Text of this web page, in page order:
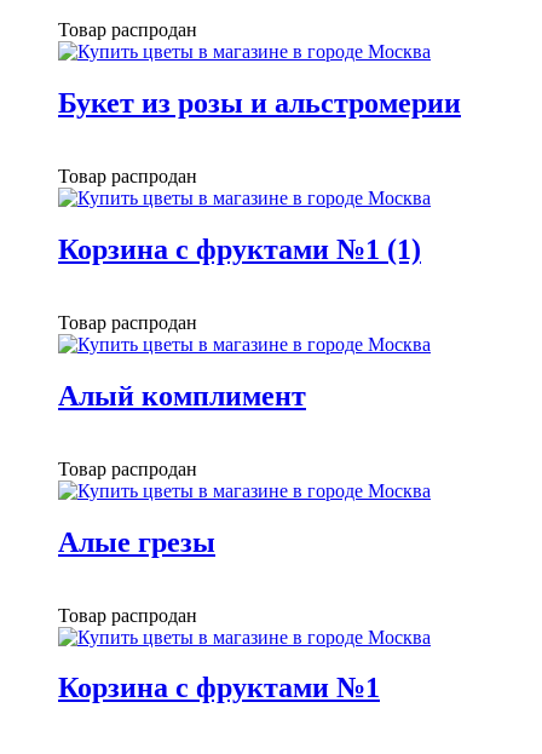
Товар распродан
Букет из розы и альстромерии
Товар распродан
Корзина с фруктами №1 (1)
Товар распродан
Алый комплимент
Товар распродан
Алые грезы
Товар распродан
Корзина с фруктами №1